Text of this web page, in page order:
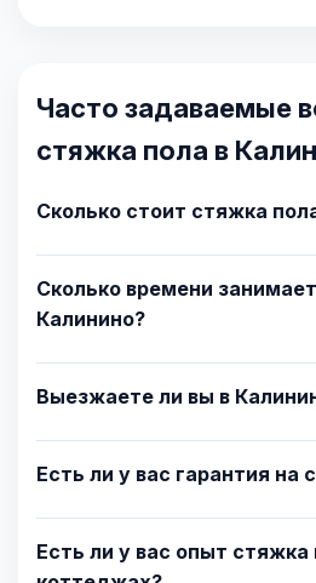
Часто задаваемые
стяжка пола в
Сколько стоит стяжка
Сколько времени
Калинино?
Выезжаете ли вы в
Есть ли у вас гарантия на
Есть ли у вас опыт стяжка